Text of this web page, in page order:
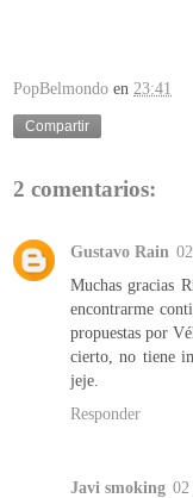
PopBelmondo en 23:41
Compartir
2 comentarios:
Gustavo Rain
Muchas gracias
encontrarme
propuestas por
cierto, no tiene
jeje.
Responder
Javi smoking